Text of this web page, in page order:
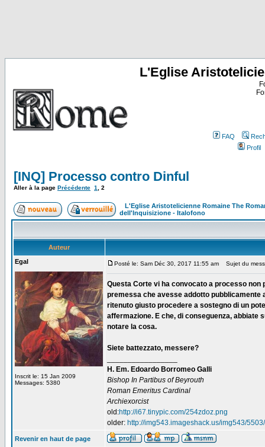
L'Eglise
FAQ
Profil
[INQ] Processo contro Dinful
Aller à la page Précédente 1 2
L'Eglise Aristotelicienne Romaine The
dell'Inquisizione - Italofono
Auteur
Egal
Inscrit le: 15 Jan 2009
Messages: 5380
Posté le: Sam Déc 30, 2017 11:55 am Sujet du
Questa Corte vi ha convocato a processo
premessa che avesse addotto pubblicamente
ritenuto giusto procedere a sostegno di un
affermazione. E che, di conseguenza,
notare la cosa.
Siete battezzato, messere?
H. Em. Edoardo Borromeo Galli
Bishop In Partibus of Beyrouth
Roman Emeritus Cardinal
Archiexorcist
old:http://i67.tinypic.com/254zdoz.png
older: http://img543.imageshack.us/img543/
Revenir en haut de page